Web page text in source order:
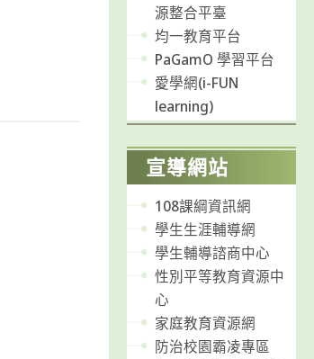
源整合平臺
均一教育平台
PaGamO 學習平台
愛學網(i-FUN
learning)
宣導網站
108課綱資訊網
學生生涯輔導網
學生輔導諮商中心
性別平等教育資源中
心
家庭教育資源網
防治校園霸凌專區